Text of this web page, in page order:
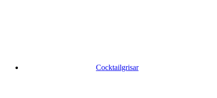
Cocktailgrisar